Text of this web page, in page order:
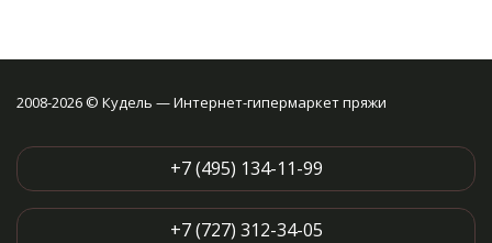
2008-2026 © Кудель — Интернет-гипермаркет пряжи
+7 (495) 134-11-99
+7 (727) 312-34-05